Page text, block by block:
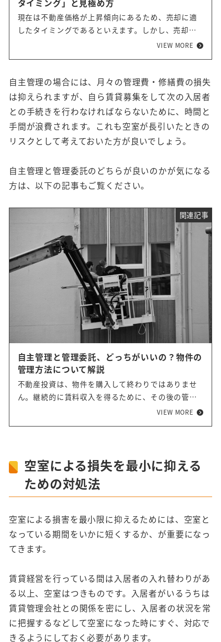
タイミング」と見極め方
現在は不動産価格が上昇傾向にあるため、売却に適
したタイミングであるといえます。しかし、売却の
好機は不動産価格が上昇した場合にのみ限られるわ
のもひとつのタイミングです。今回は、7つの売却タ
イミングについて詳しく解説していきます。
VIEW MORE
自主管理の場合には、月々の管理費・修繕費の損失
は抑えられますが、自ら賃貸募集をして次の入居者
との手続きを行わなければならないために、時間と
手間が浪費されます。これも空室が長引いたときの
リスクとして考えておいた方が良いでしょう。
自主管理と管理委託のどちらが良いのかが気になる
方は、以下の記事もご覧ください。
関連記事
自主管理と管理委託、どっちがいいの？物件の
管理方法について解説
不動産投資は、物件を購入して終わりではありませ
ん。継続的に賃料収入を得るために、その後の管理
が重要です。今回は、自主管理と管理委託の主な管
ず、物件のオーナー自ら管理することを指します。
VIEW MORE
空室による損失を最小に抑える
ための対処法
空室による損害を最小限に抑えるためには、空室と
なっている期間をいかに短くするか、が重要になっ
てきます。
賃貸経営を行っている間は入居者の入れ替わりがあ
る以上、空室はつきものです。入居者がいるうちは
賃貸管理会社との関係を密にし、入居者の状況を常
に把握するなどして空室になった時にすぐ、対応で
きるようにしておく必要があります。